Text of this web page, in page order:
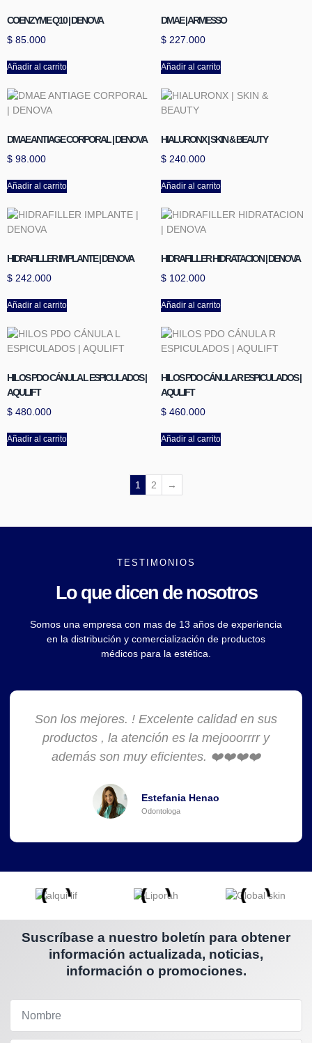
COENZYME Q10 | DENOVA
$ 85.000
Añadir al carrito
DMAE | ARMESSO
$ 227.000
Añadir al carrito
DMAE ANTIAGE CORPORAL | DENOVA
$ 98.000
Añadir al carrito
HIALURONX | SKIN & BEAUTY
$ 240.000
Añadir al carrito
HIDRAFILLER IMPLANTE | DENOVA
$ 242.000
Añadir al carrito
HIDRAFILLER HIDRATACION | DENOVA
$ 102.000
Añadir al carrito
HILOS PDO CÁNULA L ESPICULADOS |
AQULIFT
$ 480.000
Añadir al carrito
HILOS PDO CÁNULA R ESPICULADOS |
AQULIFT
$ 460.000
Añadir al carrito
1 2 →
TESTIMONIOS
Lo que dicen de nosotros
Somos una empresa con mas de 13 años de experiencia
en la distribución y comercialización de productos
médicos para la estética.
Son los mejores. ! Excelente calidad en sus
productos , la atención es la mejooorrrr y
además son muy eficientes. ❤️❤️❤️❤️
Estefania Henao
Odontologa
Suscríbase a nuestro boletín para obtener
información actualizada, noticias,
información o promociones.